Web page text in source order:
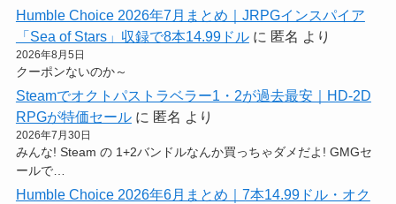
Humble Choice 2026年7月まとめ｜JRPGインスパイア
「Sea of Stars」収録で8本14.99ドルに 匿名 より
2026年8月5日
クーポンないのか～
Steamでオクトパストラベラー1・2が過去最安｜HD-2D
RPGが特価セールに 匿名 より
2026年7月30日
みんな! Steam の 1+2バンドルなんか買っちゃダメだよ! GMGセ
ールで…
Humble Choice 2026年6月まとめ｜7本14.99ドル・オク